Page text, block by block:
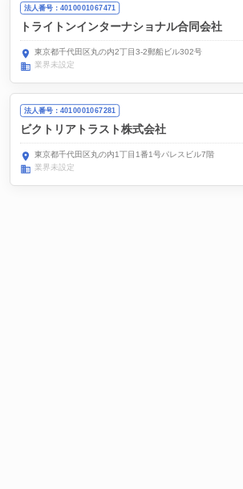
法人番号：4010001067471
トライトンインターナショナル合同会社
東京都千代田区丸の内2丁目3-2郵船ビル302号
業界未設定
法人番号：4010001067281
ビクトリアトラスト株式会社
東京都千代田区丸の内1丁目1番1号パレスビル7階
業界未設定